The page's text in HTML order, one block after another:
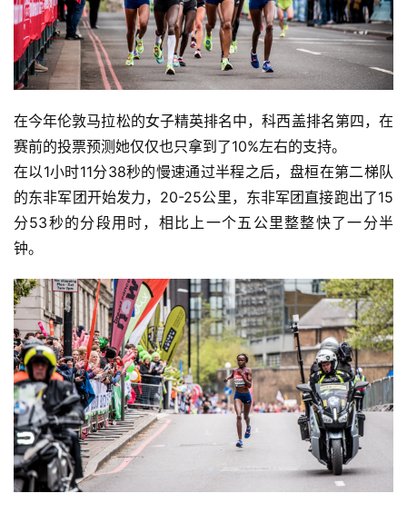
运
动
集
在今年伦敦马拉松的女子精英排名中，科西盖排名第四，在
赛前的投票预测她仅仅也只拿到了10%左右的支持。
在以1小时11分38秒的慢速通过半程之后，盘桓在第二梯队
的东非军团开始发力，20-25公里，东非军团直接跑出了15
分53秒的分段用时，相比上一个五公里整整快了一分半
钟。